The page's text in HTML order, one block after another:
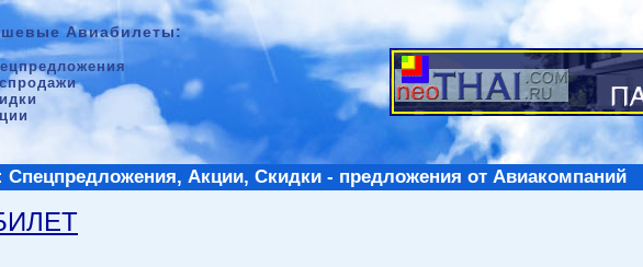
Авиабилеты:
Акции, Скидки - предложения от Авиакомпаний